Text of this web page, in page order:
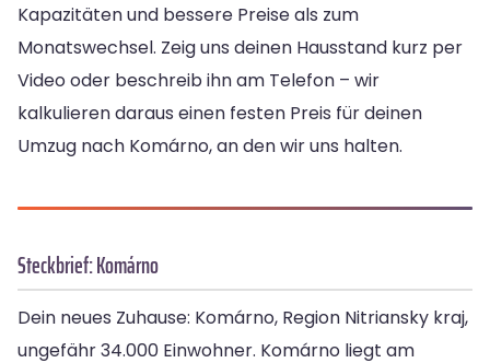
Kapazitäten und bessere Preise als zum
Monatswechsel. Zeig uns deinen Hausstand kurz per
Video oder beschreib ihn am Telefon – wir
kalkulieren daraus einen festen Preis für deinen
Umzug nach Komárno, an den wir uns halten.
Steckbrief: Komárno
Dein neues Zuhause: Komárno, Region Nitriansky kraj,
ungefähr 34.000 Einwohner. Komárno liegt am